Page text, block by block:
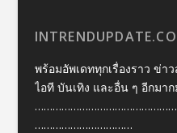
พร้อมอัพเดททุกเรื่องราว ข่า
ไอที บันเทิง และอื่น ๆ อีกมาก
……………………………